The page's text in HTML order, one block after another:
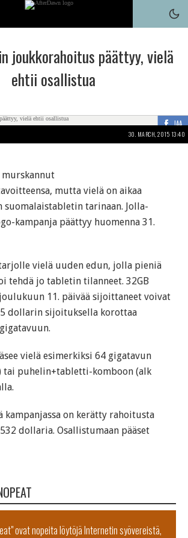
joukkorahoitus päättyy, vielä
ehtii osallistua
JAA
30. MARCH, 2015 13:40
mutta vielä on aikaa
suomalaistabletin tarinaan. Jolla-
kampanja päättyy huomenna 31.
vielä uuden edun, jolla pieniä
tehdä jo tabletin tilanneet. 32GB
11. päivää sijoittaneet voivat
dollarin sijoituksella korottaa
vielä esimerkiksi 64 gigatavun
tai puhelin+tabletti-komboon (alk
kampanjassa on kerätty rahoitusta
dollaria. Osallistumaan pääset
ovat nopeita löytöjä Internetin syövereistä,